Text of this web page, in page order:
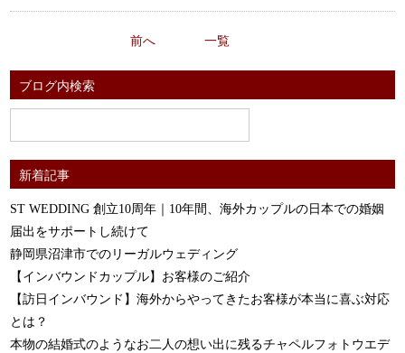
前へ 一覧
ブログ内検索
新着記事
ST WEDDING 創立10周年｜10年間、海外カップルの日本での婚姻
届出をサポートし続けて
静岡県沼津市でのリーガルウェディング
【インバウンドカップル】お客様のご紹介
【訪日インバウンド】海外からやってきたお客様が本当に喜ぶ対応
とは？
本物の結婚式のようなお二人の想い出に残るチャペルフォトウエデ